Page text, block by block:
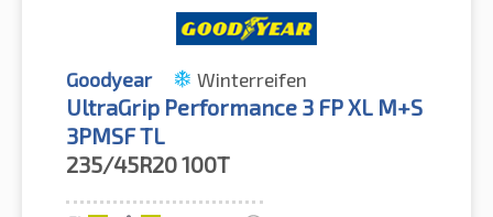
Goodyear Winterreifen
UltraGrip Performance 3 FP XL M+S
3PMSF TL
235/45R20100T